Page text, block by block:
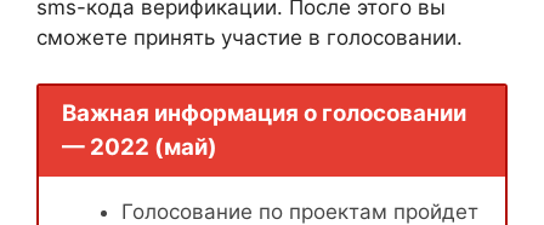
sms-кода верификации. После этого вы
сможете принять участие в голосовании.
Важная информация о голосовании
— 2022 (май)
Голосование по проектам пройдет